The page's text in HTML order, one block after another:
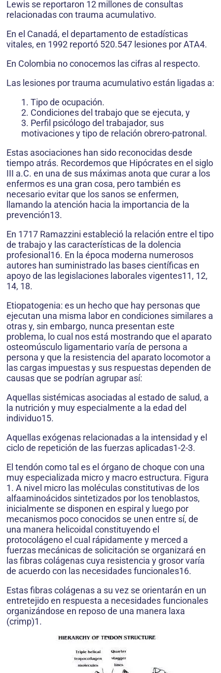
Lewis se reportaron 12 millones de consultas
relacionadas con trauma acumulativo.
En el Canadá, el departamento de estadísticas
vitales, en 1992 reportó 520.547 lesiones por ATA4.
En Colombia no conocemos las cifras al respecto.
Las lesiones por trauma acumulativo están ligadas a:
1. Tipo de ocupación.
2. Condiciones del trabajo que se ejecuta, y
3. Perfil psicólogo del trabajador, sus
motivaciones y tipo de relación obrero-patronal.
Estas asociaciones han sido reconocidas desde
tiempo atrás. Recordemos que Hipócrates en el siglo
III a.C. en una de sus máximas anota que curar a los
enfermos es una gran cosa, pero también es
necesario evitar que los sanos se enfermen,
llamando la atención hacia la importancia de la
prevención13.
En 1717 Ramazzini estableció la relación entre el tipo
de trabajo y las características de la dolencia
profesional16. En la época moderna numerosos
autores han suministrado las bases científicas en
apoyo de las legislaciones laborales vigentes11, 12,
14, 18.
Etiopatogenia: es un hecho que hay personas que
ejecutan una misma labor en condiciones similares a
otras y, sin embargo, nunca presentan este
problema, lo cual nos está mostrando que el aparato
osteomúsculo ligamentario varía de persona a
persona y que la resistencia del aparato locomotor a
las cargas impuestas y sus respuestas dependen de
causas que se podrían agrupar así:
Aquellas sistémicas asociadas al estado de salud, a
la nutrición y muy especialmente a la edad del
individuo15.
Aquellas exógenas relacionadas a la intensidad y el
ciclo de repetición de las fuerzas aplicadas1-2-3.
El tendón como tal es el órgano de choque con una
muy especializada micro y macro estructura. Figura
1. A nivel micro las moléculas constitutivas de los
alfaaminoácidos sintetizados por los tenoblastos,
inicialmente se disponen en espiral y luego por
mecanismos poco conocidos se unen entre sí, de
una manera helicoidal constituyendo el
protocolágeno el cual rápidamente y merced a
fuerzas mecánicas de solicitación se organizará en
las fibras colágenas cuya resistencia y grosor varía
de acuerdo con las necesidades funcionales16.
Estas fibras colágenas a su vez se orientarán en un
entretejido en respuesta a necesidades funcionales
organizándose en reposo de una manera laxa
(crimp)1.